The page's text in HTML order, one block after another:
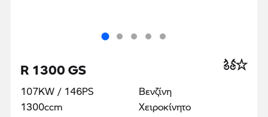
R 1300 GS
107KW / 146PS
1300ccm
Βενζίνη
Χειροκίνητο